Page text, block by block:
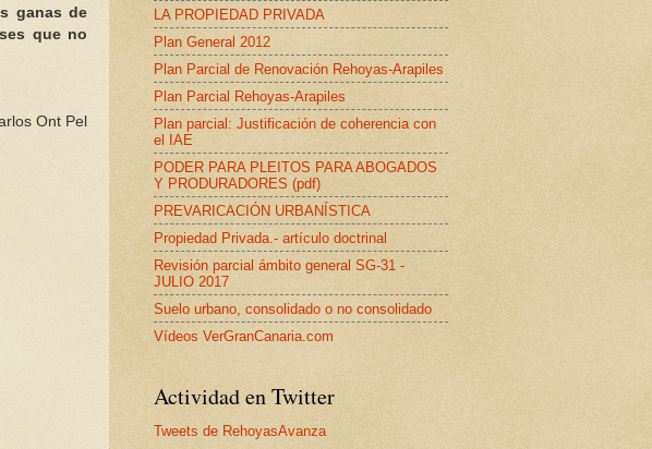
ganas de
que no
Ont Pel
LA PROPIEDAD PRIVADA
Plan General 2012
Plan Parcial de Renovación Rehoyas-Arapiles
Plan Parcial Rehoyas-Arapiles
Plan parcial: Justificación de coherencia con
el IAE
PODER PARA PLEITOS PARA ABOGADOS
Y PRODURADORES (pdf)
PREVARICACIÓN URBANÍSTICA
Propiedad Privada.- artículo doctrinal
Revisión parcial ámbito general SG-31 -
JULIO 2017
Suelo urbano, consolidado o no consolidado
Vídeos VerGranCanaria.com
Actividad en Twitter
Tweets de RehoyasAvanza